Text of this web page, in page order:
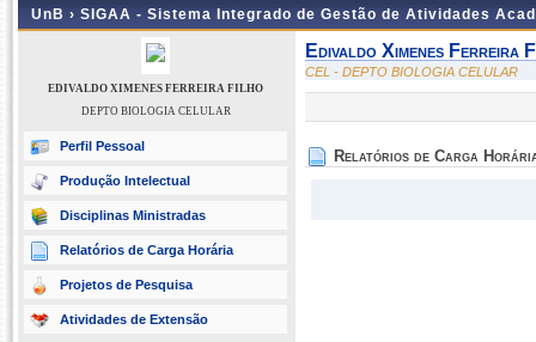
UnB › SIGAA - Sistema Integrado de Gestão de Atividades
EDIVALDO XIMENES FERREIRA FILHO
DEPTO BIOLOGIA CELULAR
Perfil Pessoal
Produção Intelectual
Disciplinas Ministradas
Relatórios de Carga Horária
Projetos de Pesquisa
Atividades de Extensão
Edivaldo Ximenes Ferreira
CEL - DEPTO BIOLOGIA CELULAR
Relatórios de Carga